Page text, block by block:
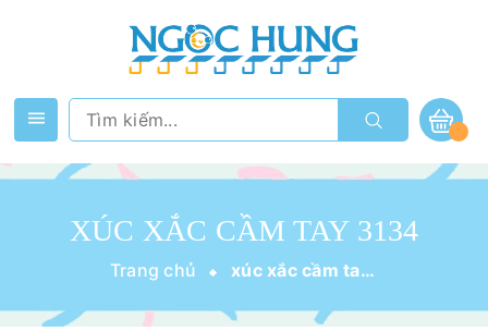
XÚC XẮC CẦM TAY 3134
Trang chủ xúc xắc cầm tay 3134